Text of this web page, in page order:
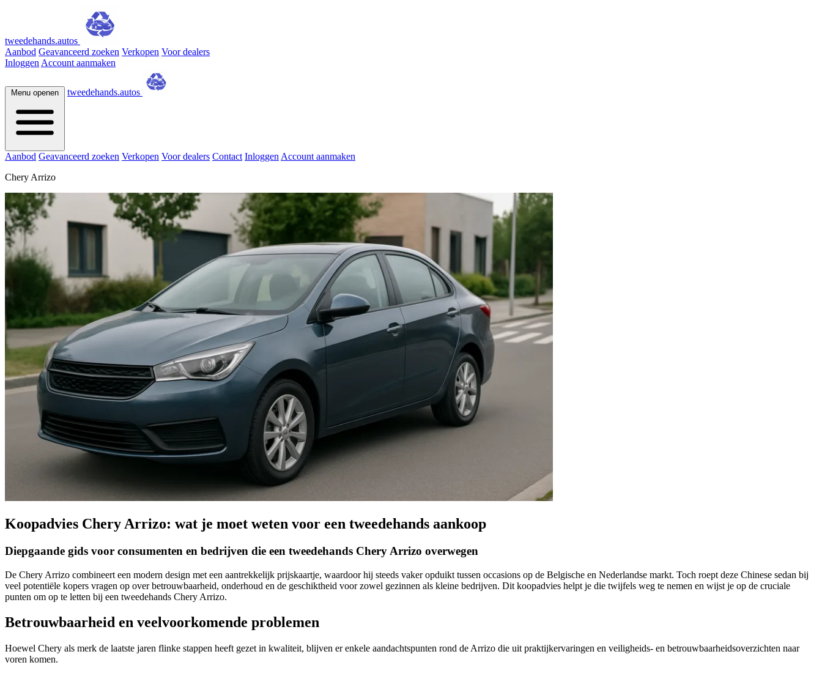
tweedehands.autos
Aanbod Geavanceerd zoeken Verkopen Voor dealers
Inloggen Account aanmaken
Menu openen tweedehands.autos
Aanbod Geavanceerd zoeken Verkopen Voor dealers Contact Inloggen Account aanmaken
Chery Arrizo
Koopadvies Chery Arrizo: wat je moet weten voor een tweedehands aankoop
Diepgaande gids voor consumenten en bedrijven die een tweedehands Chery Arrizo overwegen
De Chery Arrizo combineert een modern design met een aantrekkelijk prijskaartje, waardoor hij steeds vaker opduikt tussen occasions op de Belgische en Nederlandse markt. Toch roept deze Chinese sedan bij
veel potentiële kopers vragen op over betrouwbaarheid, onderhoud en de geschiktheid voor zowel gezinnen als kleine bedrijven. Dit koopadvies helpt je die twijfels weg te nemen en wijst je op de cruciale
punten om op te letten bij een tweedehands Chery Arrizo.
Betrouwbaarheid en veelvoorkomende problemen
Hoewel Chery als merk de laatste jaren flinke stappen heeft gezet in kwaliteit, blijven er enkele aandachtspunten rond de Arrizo die uit praktijkervaringen en veiligheids- en betrouwbaarheidsoverzichten naar
voren komen.